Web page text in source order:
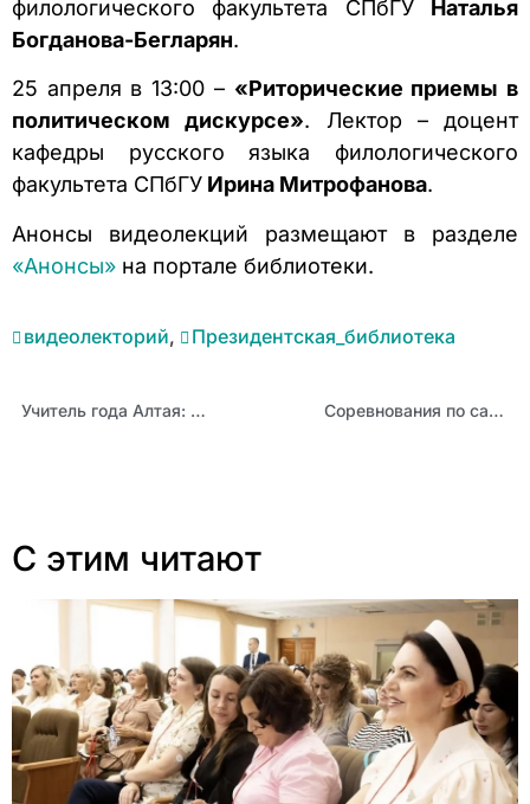
филологического факультета СПбГУ
Наталья
Богданова-Бегларян.
25 апреля в 13:00 – «Риторические приемы в
политическом дискурсе». Лектор – доцент
кафедры русского языка филологического
факультета СПбГУ Ирина Митрофанова.
Анонсы видеолекций размещают в разделе
«Анонсы» на портале библиотеки.
видеолекторий, Президентская_библиотека
Учитель года Алтая: победитель конкурса 2021 года Софья Киндякова Соревнования по самбо прошли в Бийском образовательном округе
С этим читают